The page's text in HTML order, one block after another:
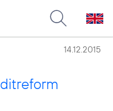
14.12.2015